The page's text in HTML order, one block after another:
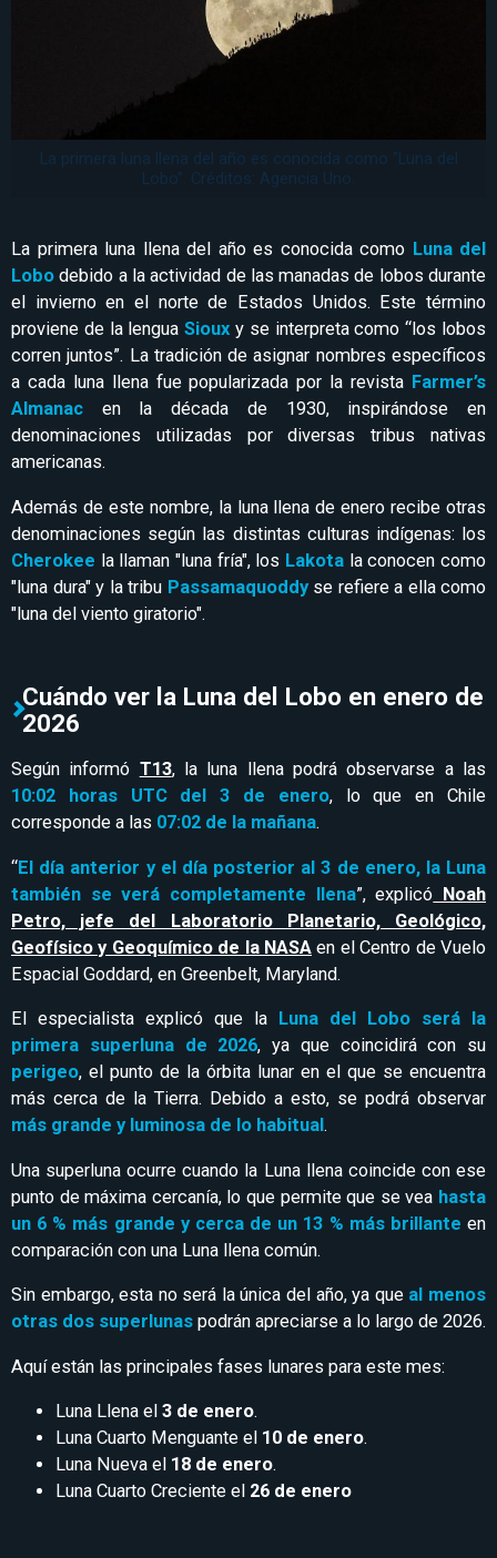
La primera luna llena del año es conocida como "Luna del
Lobo". Créditos: Agencia Uno.
La primera luna llena del año es conocida como Luna del
Lobo debido a la actividad de las manadas de lobos durante
el invierno en el norte de Estados Unidos. Este término
proviene de la lenguaSioux y se interpreta como “los lobos
corren juntos”. La tradición de asignar nombres específicos
a cada luna llena fue popularizada por la revista Farmer’s
Almanac en la década de 1930, inspirándose en
denominaciones utilizadas por diversas tribus nativas
americanas.
Además de este nombre, la luna llena de enero recibe otras
denominaciones según las distintas culturas indígenas: los
Cherokee la llaman "luna fría", los Lakota la conocen como
"luna dura" y la tribu Passamaquoddyse refiere a ella como
"luna del viento giratorio".
Cuándo ver la Luna del Lobo en enero de
2026
Según informó T13, la luna llena podrá observarse a las
10:02 horas UTC del 3 de enero, lo que en Chile
corresponde a las 07:02 de la mañana.
“El día anterior y el día posterior al 3 de enero, la Luna
también se verá completamente llena”, explicó Noah
Petro, jefe del Laboratorio Planetario, Geológico,
Geofísico y Geoquímico de la NASA en el Centro de Vuelo
Espacial Goddard, en Greenbelt, Maryland.
El especialista explicó que la
Luna del Lobo será la
primera superluna de 2026, ya que coincidirá con su
perigeo, el punto de la órbita lunar en el que se encuentra
más cerca de la Tierra. Debido a esto, se podrá observar
más grande y luminosa de lo habitual .
Una superluna ocurre cuando la Luna llena coincide con ese
punto de máxima cercanía, lo que permite que se vea hasta
un 6 % más grande y cerca de un 13 % más brillante en
comparación con una Luna llena común.
Sin embargo, esta no será la única del año, ya que al menos
otras dos superlunas podrán apreciarse a lo largo de 2026.
Aquí están las principales fases lunares para este mes:
Luna Llena el 3 de enero.
Luna Cuarto Menguante el 10 de enero.
Luna Nueva el 18 de enero.
Luna Cuarto Creciente el 26 de enero